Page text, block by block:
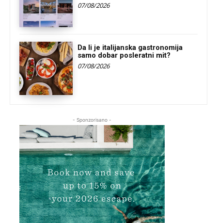
07/08/2026
Da li je italijanska gastronomija
samo dobar posleratni mit?
07/08/2026
- Sponzorisano -